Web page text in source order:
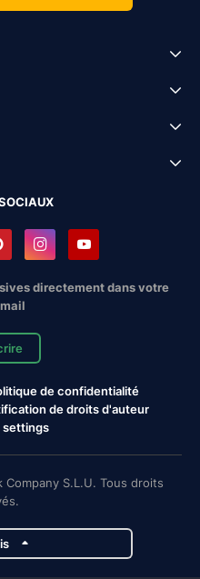
directement dans votre
de confidentialité
de droits d'auteur
settings
S.L.U. Tous droits